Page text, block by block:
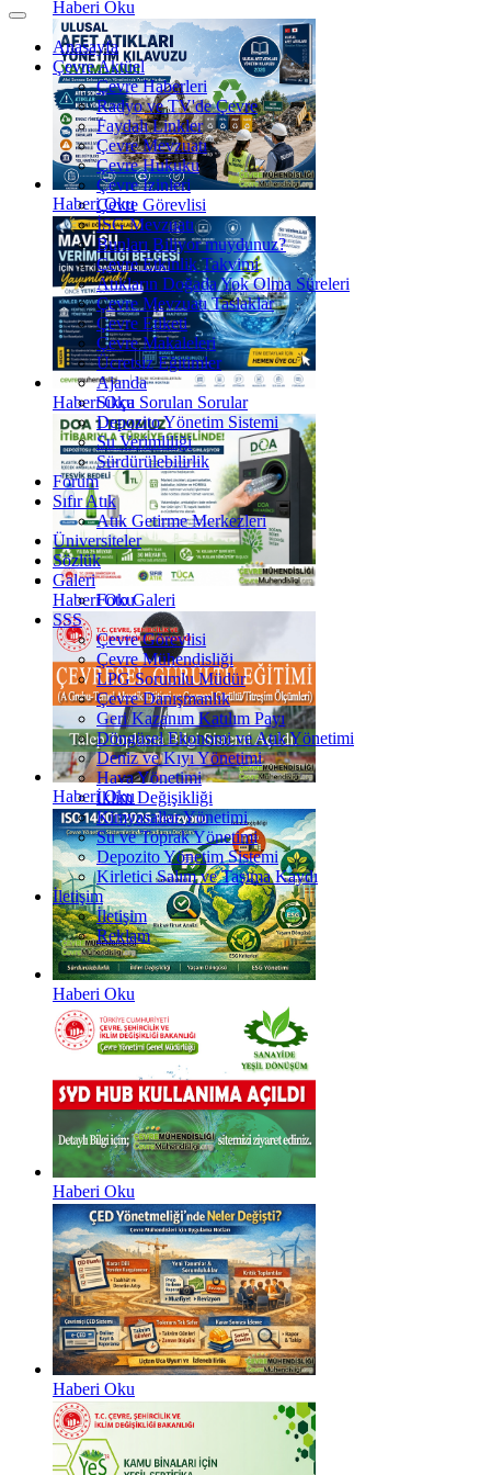
Haberi Oku
Haberi Oku
Haberi Oku
Haberi Oku
Haberi Oku
Haberi Oku
Haberi Oku
Haberi Oku
Anasayfa
Çevre Aktüel
Çevre Haberleri
Radyo ve TV'de Çevre
Faydalı Linkler
Çevre Mevzuatı
Çevre Hukuku
Çevre İzinleri
Çevre Görevlisi
İSG Mevzuatı
Bunları Biliyor muydunuz?
Çevre Etkinlik Takvimi
Atıkların Doğada Yok Olma Süreleri
Çevre Mevzuatı Taslaklar
Çevre Etiketi
Çevre Makaleleri
Ücretsiz Eğitimler
Ajanda
Sıkça Sorulan Sorular
Depozito Yönetim Sistemi
Su Verimliliği
Sürdürülebilirlik
Forum
Sıfır Atık
Atık Getirme Merkezleri
Üniversiteler
Sözlük
Galeri
Foto Galeri
SSS
Çevre Görevlisi
Çevre Mühendisliği
LPG Sorumlu Müdür
Çevre Danışmanlık
Geri Kazanım Katılım Payı
Döngüsel Ekonomi ve Atık Yönetimi
Deniz ve Kıyı Yönetimi
Hava Yönetimi
İklim Değişikliği
Kimyasallar Yönetimi
Su ve Toprak Yönetimi
Depozito Yönetim Sistemi
Kirletici Salım ve Taşıma Kaydı
İletişim
İletişim
Reklam